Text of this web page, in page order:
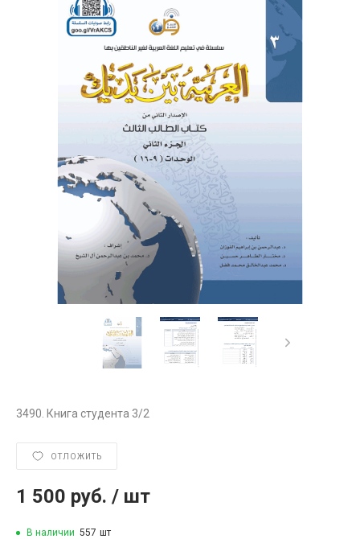
3490. Книга студента 3/2
ОТЛОЖИТЬ
1 500 руб. / шт
В наличии 557 шт